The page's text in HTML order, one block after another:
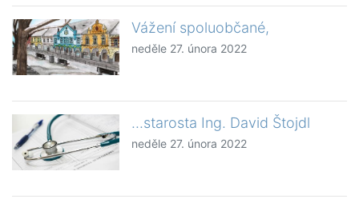
Vážení spoluobčané,
neděle 27. února 2022
...starosta Ing. David Štojdl
neděle 27. února 2022